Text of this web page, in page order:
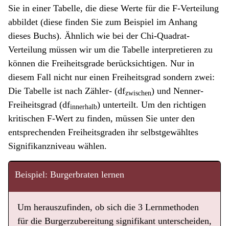
Sie in einer Tabelle, die diese Werte für die F-Verteilung
abbildet (diese finden Sie zum Beispiel im Anhang
dieses Buchs). Ähnlich wie bei der Chi-Quadrat-
Verteilung müssen wir um die Tabelle interpretieren zu
können die Freiheitsgrade berücksichtigen. Nur in
diesem Fall nicht nur einen Freiheitsgrad sondern zwei:
Die Tabelle ist nach Zähler- (dfzwischen) und Nenner-
Freiheitsgrad (dfinnerhalb) unterteilt. Um den richtigen
kritischen F-Wert zu finden, müssen Sie unter den
entsprechenden Freiheitsgraden ihr selbstgewähltes
Signifikanzniveau wählen.
Beispiel: Burgerbraten lernen
Um herauszufinden, ob sich die 3 Lernmethoden
für die Burgerzubereitung signifikant unterscheiden,